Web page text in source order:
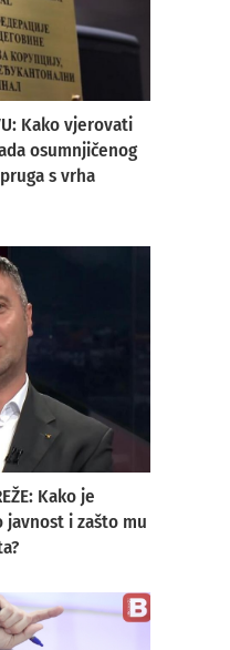
Kako vjerovati
osumnjičenog
s vrha
Kako je
javnost i zašto mu